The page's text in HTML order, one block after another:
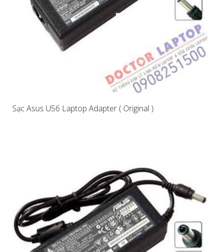
Sạc Asus U56 Laptop Adapter ( Original )